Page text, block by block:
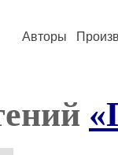
Авторы